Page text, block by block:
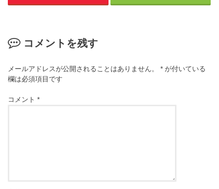
コメントを残す
メールアドレスが公開されることはありません。 * が付いている
欄は必須項目です
コメント*